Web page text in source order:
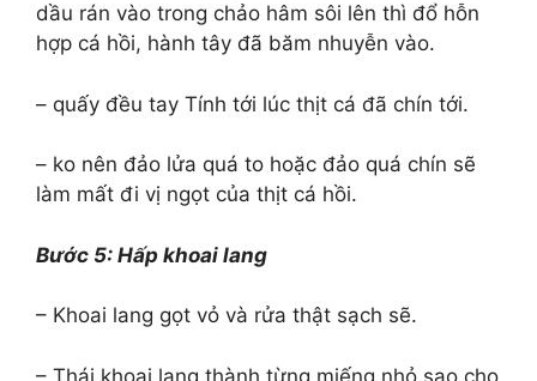
dầu rán vào trong chảo hâm sôi lên thì đổ hỗn
hợp cá hồi, hành tây đã băm nhuyễn vào.
– quấy đều tay Tính tới lúc thịt cá đã chín tới.
– ko nên đảo lửa quá to hoặc đảo quá chín sẽ
làm mất đi vị ngọt của thịt cá hồi.
Bước 5: Hấp khoai lang
– Khoai lang gọt vỏ và rửa thật sạch sẽ.
– Thái khoai lang thành từng miếng nhỏ sao cho